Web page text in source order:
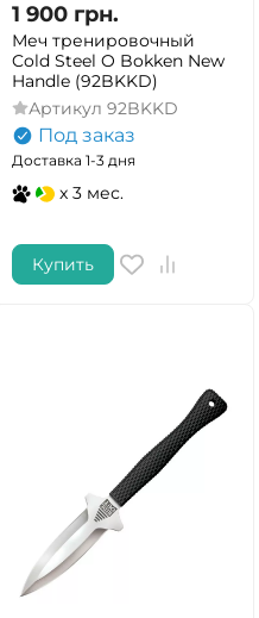
1 900 грн.
Меч тренировочный
Cold Steel O Bokken New
Handle (92BKKD)
Артикул 92BKKD
Под заказ
Доставка 1-3 дня
x 3 мес.
Купить